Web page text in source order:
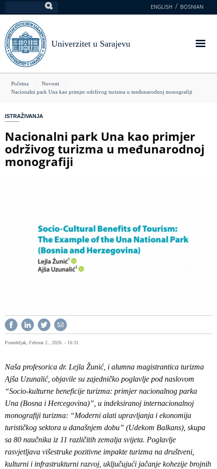
na
glavni
sadržaj
ENGLISH BOSNIAN
Univerzitet u Sarajevu
You
here
Početna
Novosti
Nacionalni park Una kao primjer održivog turizma u međunarodnoj monografiji
ISTRAŽIVANJA
Nacionalni park Una kao primjer
održivog turizma u međunarodnoj
monografiji
Ponedeljak, Februar 2., 2026. - 16:31
Naša profesorica dr. Lejla Žunić, i alumna magistrantica turizma
Ajša Uzunalić, objavile su zajedničko poglavlje pod naslovom
“Socio-kulturne beneficije turizma: primjer nacionalnog parka
Una (Bosna i Hercegovina)”, u indeksiranoj internacionalnoj
monografiji turizma: “Moderni alati upravljanja i ekonomija
turističkog sektora u današnjem dobu” (Udekom Balkans), skupa
sa 80 naučnika iz 11 različitih zemalja svijeta. Poglavlje
rasvjetljava višestruke pozitivne impakte turizma na društveni,
kulturni i infrastrukturni razvoj, uključujući jačanje kohezije brojnih